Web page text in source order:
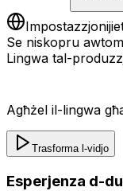
Se niskopru
Lingwa tal-
Agħżel il-lingwa
Trasforma l-vidjo
Esperjenza d-